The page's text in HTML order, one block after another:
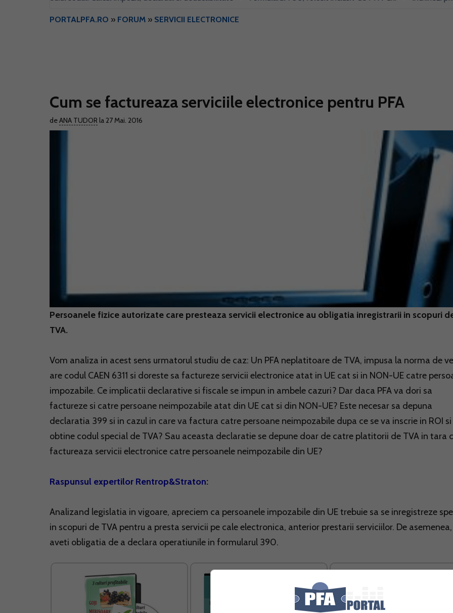
PORTALPFA.RO » FORUM » SERVICII ELECTRONICE
Cum se factureaza serviciile electronice pentru PFA
deANA TUDOR la 27 Mai. 2016
Persoanele fizice autorizate care presteaza servicii electronice au obligatia inregistrarii in scopuri
TVA.
Vom analiza in acest sens urmatorul studiu de caz: Un PFA neplatitoare de TVA, impusa la norma de
are codul CAEN 6311 si doreste sa factureze servicii electronice atat in UE cat si in NON-UE catre
impozabile. Ce implicatii declarative si fiscale se impun in ambele cazuri? Dar daca PFA va dori sa
factureze si catre persoane neimpozabile atat din UE cat si din NON-UE? Este necesar sa depuna
declaratia 399 si in cazul in care va factura catre persoane neimpozabile dupa ce se va inscrie in ROI
obtine codul special de TVA? Sau aceasta declaratie se depune doar de catre platitorii de TVA in tara
factureaza servicii electronice catre persoanele neimpozabile din UE?
Raspunsul expertilor Rentrop&Straton:
Analizand legislatia in vigoare, apreciem ca persoanele impozabile din UE trebuie sa se inregistreze
in scopuri de TVA pentru a presta servicii pe cale electronica, anterior prestarii serviciilor. De asemenea,
aveti obligatia de a declara operatiunile in formularul 390.